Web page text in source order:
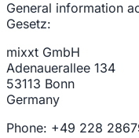
General information
Gesetz:
mixxt GmbH
Adenauerallee 134
53113 Bonn
Germany
Phone: +49 228